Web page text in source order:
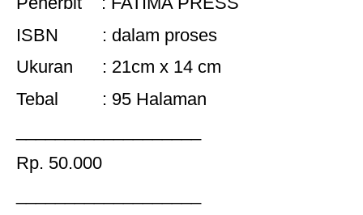
ISBN : dalam proses
Ukuran : 21cm x 14 cm
Tebal : 95 Halaman
Rp. 50.000